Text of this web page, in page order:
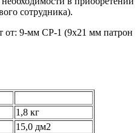
сотрудника).
от: 9-мм СР-1 (9х21 мм патрон
1,8 кг
15,0 дм2